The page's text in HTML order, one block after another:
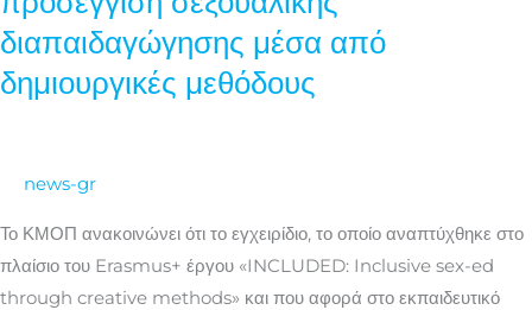
διαπαιδαγώγησης μέσα από
δημιουργικές μεθόδους
news-gr
Το ΚΜΟΠ ανακοινώνει ότι το εγχειρίδιο, το οποίο αναπτύχθηκε στο
πλαίσιο του Erasmus+ έργου «INCLUDED: Inclusive sex-ed
through creative methods» και που αφορά στο εκπαιδευτικό
Μια
συμπεριληπτική
προσέγγιση
μέσα
δημιουργικές
μεθόδους